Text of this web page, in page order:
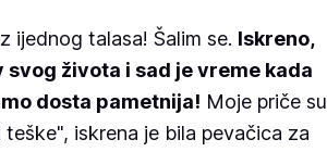
ijednog talasa! Šalim se. Iskreno,
svog života i sad je vreme kada
dosta pametnija! Moje priče su
iskrena je bila pevačica za